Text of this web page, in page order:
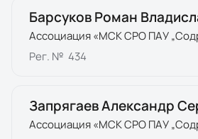
Барсуков Роман
Ассоциация «МСК СРО ПАУ
Рег. № 434
Запрягаев Александр
Ассоциация «МСК СРО ПАУ